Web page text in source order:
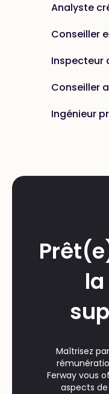
Analyste
Conseiller
Inspecteur
Conseiller
Ingénieur
Maîtrisez
Ferway vous
aspects